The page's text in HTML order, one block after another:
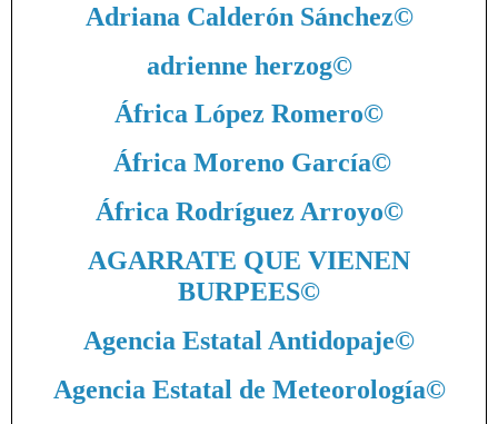
Adriana Calderón Sánchez©
adrienne herzog©
África López Romero©
África Moreno García©
África Rodríguez Arroyo©
AGARRATE QUE VIENEN
BURPEES©
Agencia Estatal Antidopaje©
Agencia Estatal de Meteorología©